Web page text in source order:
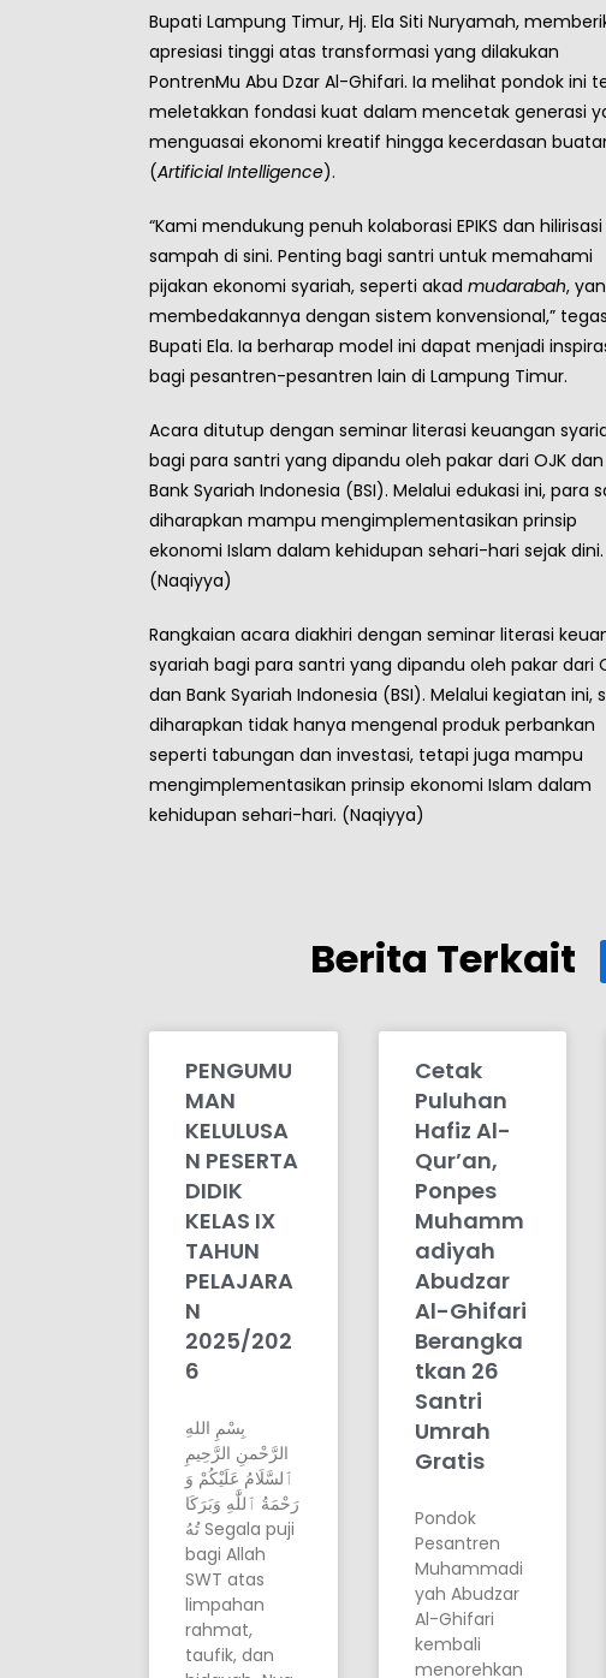
Bupati Lampung Timur, Hj. Ela Siti Nuryamah,
apresiasi tinggi atas transformasi yang dilakukan
PontrenMu Abu Dzar Al-Ghifari. Ia melihat pondok ini
meletakkan fondasi kuat dalam mencetak generasi
menguasai ekonomi kreatif hingga kecerdasan
(Artificial Intelligence).
“Kami mendukung penuh kolaborasi EPIKS dan hilirisasi
sampah di sini. Penting bagi santri untuk memahami
pijakan ekonomi syariah, seperti akad mudarabah,
membedakannya dengan sistem konvensional,” tegas
Bupati Ela. Ia berharap model ini dapat menjadi
bagi pesantren-pesantren lain di Lampung Timur.
Acara ditutup dengan seminar literasi keuangan
bagi para santri yang dipandu oleh pakar dari OJK dan
Bank Syariah Indonesia (BSI). Melalui edukasi ini, para
diharapkan mampu mengimplementasikan prinsip
ekonomi Islam dalam kehidupan sehari-hari sejak dini.
(Naqiyya)
Rangkaian acara diakhiri dengan seminar literasi
syariah bagi para santri yang dipandu oleh pakar dari
dan Bank Syariah Indonesia (BSI). Melalui kegiatan ini,
diharapkan tidak hanya mengenal produk perbankan
seperti tabungan dan investasi, tetapi juga mampu
mengimplementasikan prinsip ekonomi Islam dalam
kehidupan sehari-hari. (Naqiyya)
Berita Terkait
PENGUMU
MAN
KELULUSA
N PESERTA
DIDIK
KELAS IX
TAHUN
PELAJARA
N
2025/202
6
بِسْمِ اللهِ
الرَّحْمنِ الرَّحِيمِ
ٱلسَّلَامُ عَلَيْكُمْ وَ
رَحْمَةُ ٱللَّٰهِ وَبَرَكَا
تُهُ Segala puji
bagi Allah
SWT atas
limpahan
rahmat,
taufik, dan
Cetak
Puluhan
Hafiz Al-
Qur’an,
Ponpes
Muhamm
adiyah
Abudzar
Al-Ghifari
Berangka
tkan 26
Santri
Umrah
Gratis
Pondok
Pesantren
Muhammadi
yah Abudzar
Al-Ghifari
kembali
menorehkan